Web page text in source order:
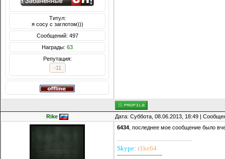
Титул:
я сосу с заглотом)))
Сообщений: 497
Награды: 63
Репутация:
-11
Rike Дата: Суббота, 08.06.2013, 18:49 |
6434 , последнее мое сообщение было
Skype: r1ke64
------------------------------